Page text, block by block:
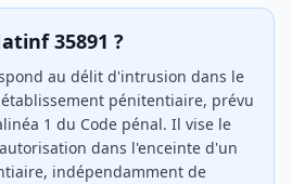
35891 ?
au délit d'intrusion dans le
pénitentiaire, prévu
1 du Code pénal. Il vise le
dans l'enceinte d'un
indépendamment de